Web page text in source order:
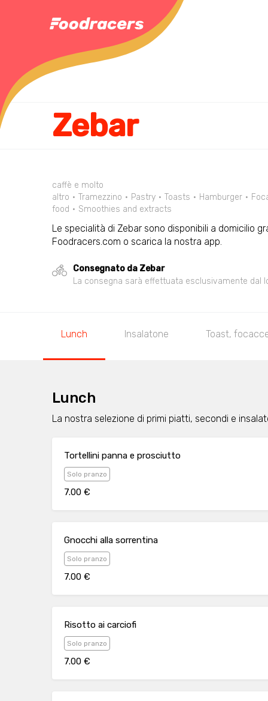
Zebar
caffè e molto
altro
Tramezzino Pastry Toasts Hamburger
food
Smoothies and extracts
Le specialità di Zebar sono disponibili a domicilio
Foodracers.com o scarica la nostra app.
Consegnato da Zebar
La consegna sarà effettuata esclusivamente dal
Lunch Insalatone Toast,
Lunch
La nostra selezione di primi piatti, secondi e
Tortellini panna e prosciutto
Solo pranzo
7.00 €
Gnocchi alla sorrentina
Solo pranzo
7.00 €
Risotto ai carciofi
Solo pranzo
7.00 €